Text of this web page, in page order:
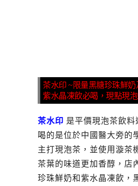
茶水印 ~限量黑糖珍珠鮮
紫水晶凍飲必喝，現點現
茶水印 是平價現泡茶飲料
喝的是位於中國醫大旁的
主打現泡茶，並使用漩茶
茶葉的味道更加香醇，店
珍珠鮮奶和紫水晶凍飲，